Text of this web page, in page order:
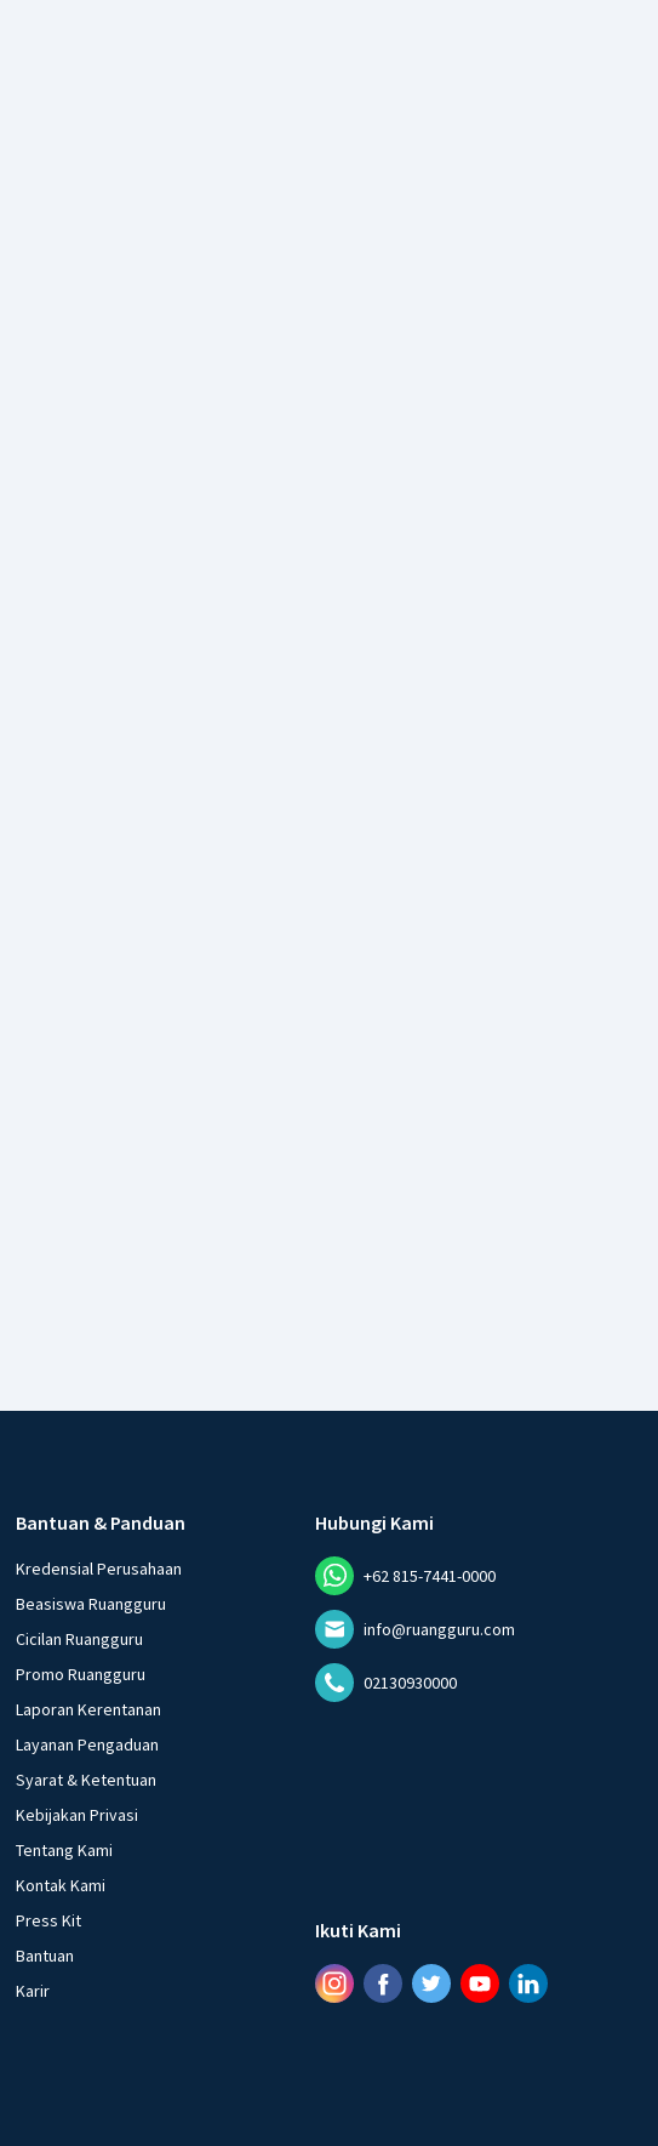
Bantuan & Panduan
Kredensial Perusahaan
Beasiswa Ruangguru
Cicilan Ruangguru
Promo Ruangguru
Laporan Kerentanan
Layanan Pengaduan
Syarat & Ketentuan
Kebijakan Privasi
Tentang Kami
Kontak Kami
Press Kit
Bantuan
Karir
Hubungi Kami
+62 815-7441-0000
info@ruangguru.com
02130930000
Ikuti Kami